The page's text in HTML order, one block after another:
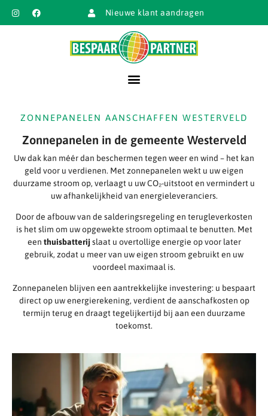
Nieuwe klant aandragen
ZONNEPANELEN AANSCHAFFEN WESTERVELD
Zonnepanelen in de gemeente Westerveld
Uw dak kan méér dan beschermen tegen weer en wind – het kan
geld voor u verdienen. Met zonnepanelen wekt u uw eigen
duurzame stroom op, verlaagt u uw CO₂-uitstoot en vermindert u
uw afhankelijkheid van energieleveranciers.
Door de afbouw van de salderingsregeling en terugleverkosten
is het slim om uw opgewekte stroom optimaal te benutten. Met
een thuisbatterij slaat u overtollige energie op voor later
gebruik, zodat u meer van uw eigen stroom gebruikt en uw
voordeel maximaal is.
Zonnepanelen blijven een aantrekkelijke investering: u bespaart
direct op uw energierekening, verdient de aanschafkosten op
termijn terug en draagt tegelijkertijd bij aan een duurzame
toekomst.